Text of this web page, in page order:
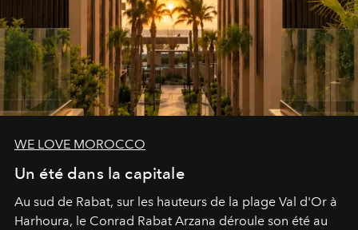
WE LOVE MOROCCO
Un été dans la capitale
Au sud de Rabat, sur les hauteurs de la plage Val d'Or à
Harhoura, le Conrad Rabat Arzana déroule son été au